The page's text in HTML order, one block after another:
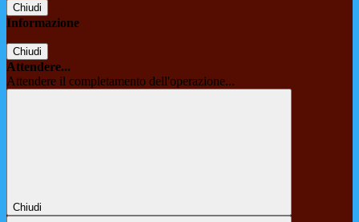
Chiudi
Informazione
Chiudi
Attendere...
Attendere il completamento dell'operazione...
Chiudi